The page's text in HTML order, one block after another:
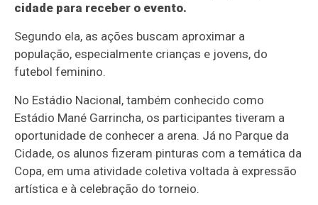
cidade para receber o evento.
Segundo ela, as ações buscam aproximar a
população, especialmente crianças e jovens, do
futebol feminino.
No Estádio Nacional, também conhecido como
Estádio Mané Garrincha, os participantes tiveram a
oportunidade de conhecer a arena. Já no Parque da
Cidade, os alunos fizeram pinturas com a temática da
Copa, em uma atividade coletiva voltada à expressão
artística e à celebração do torneio.